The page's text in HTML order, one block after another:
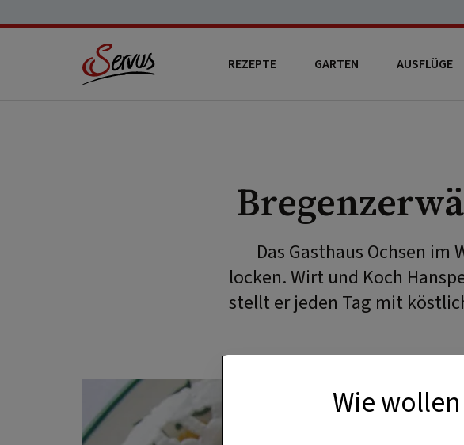
REZEPTE GARTEN AUSFLÜGE
Das Gasthaus Ochsen
locken. Wirt und Koch
stellt er jeden Tag mit
Wie